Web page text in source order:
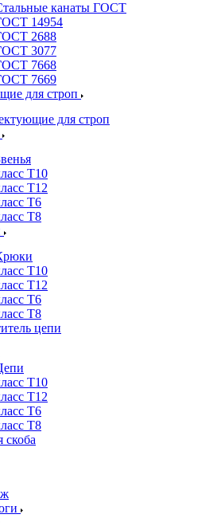
канаты ГОСТ
14954
2688
3077
7668
7669
для строп
для строп
Т10
Т12
Т6
Т8
Т10
Т12
Т6
Т8
цепи
Т10
Т12
Т6
Т8
скоба